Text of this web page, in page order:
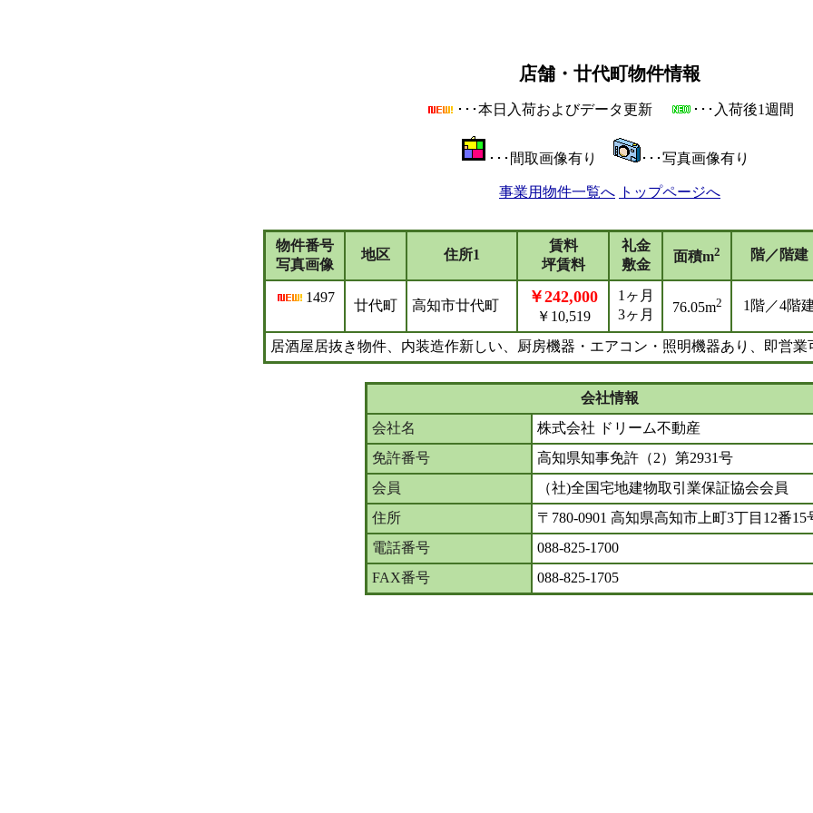
店舗・廿代町物件情報
･･･本日入荷およびデータ更新 ･･･入荷後1週間
･･･間取画像有り ･･･写真画像有り
事業用物件一覧へ トップページへ
物件番号
写真画像
地区 住所1
賃料
坪賃料
礼金
敷金
面積m2 階／階建
1497
廿代町 高知市廿代町 ￥242,000
￥10,519
1ヶ月
3ヶ月
76.05m2 1階／4階
居酒屋居抜き物件、内装造作新しい、厨房機器・エアコン・照明機器あり、即営業
会社情報
会社名
株式会社 ドリーム不動産
免許番号
高知県知事免許（2）第2931号
会員
（社)全国宅地建物取引業保証協会会員
住所
〒780-0901 高知県高知市上町3丁目12番15
電話番号
088-825-1700
FAX番号
088-825-1705